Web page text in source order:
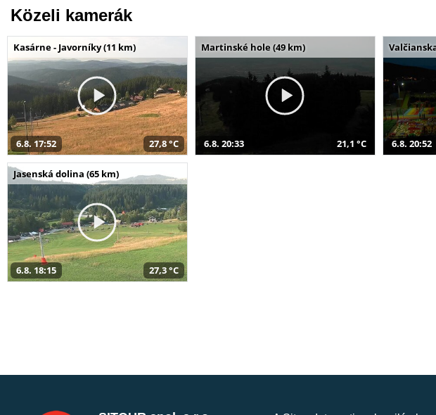
Közeli kamerák
Kasárne - Javorníky (11 km)
6.8. 17:52 27,8 °C
Martinské hole (49 km)
6.8. 20:33 21,1 °C 6.8. 20:52
Jasenská dolina (65 km)
6.8. 18:15 27,3 °C